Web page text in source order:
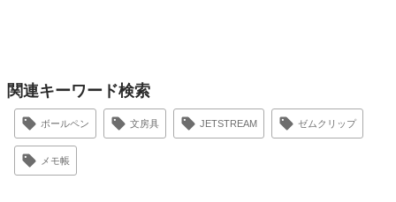
関連キーワード検索
ボールペン 文房具 JETSTREAM ゼムクリップ
メモ帳